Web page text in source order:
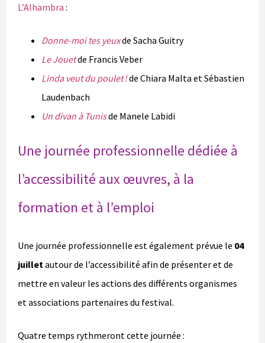
L’Alhambra :
Donne-moi tes yeuxde Sacha Guitry
Le Jouetde Francis Veber
Linda veut du poulet !de Chiara Malta et Sébastien
Laudenbach
Un divan à Tunisde Manele Labidi
Une journée professionnelle dédiée à
l’accessibilité aux œuvres, à la
formation et à l’emploi
Une journée professionnelle est également prévue le 04
juilletautour de l’accessibilité afin de présenter et de
mettre en valeur les actions des différents organismes
et associations partenaires du festival.
Quatre temps rythmeront cette journée :